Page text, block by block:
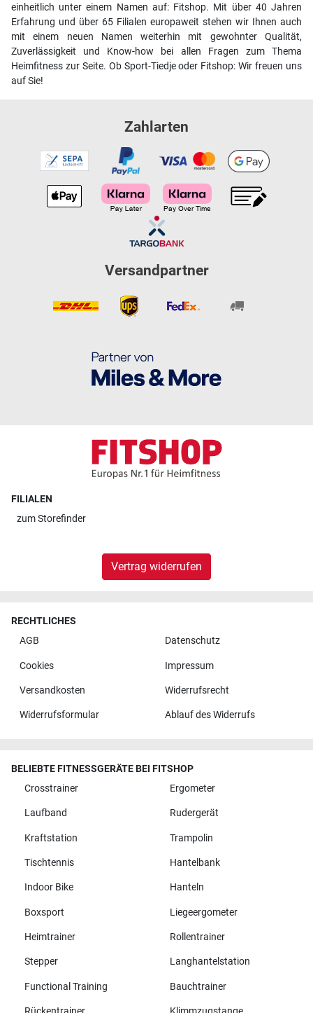
einheitlich unter einem Namen auf: Fitshop. Mit über 40 Jahren
Erfahrung und über 65 Filialen europaweit stehen wir Ihnen auch
mit einem neuen Namen weiterhin mit gewohnter Qualität,
Zuverlässigkeit und Know-how bei allen Fragen zum Thema
Heimfitness zur Seite. Ob Sport-Tiedje oder Fitshop: Wir freuen uns
auf Sie!
Zahlarten
Versandpartner
FILIALEN
zumStorefinder
Vertrag widerrufen
RECHTLICHES
AGB
Datenschutz
Cookies Impressum
Versandkosten Widerrufsrecht
Widerrufsformular Ablauf des Widerrufs
BELIEBTE FITNESSGERÄTE BEI FITSHOP
Crosstrainer
Ergometer
Laufband Rudergerät
Kraftstation Trampolin
Tischtennis Hantelbank
Indoor Bike Hanteln
Boxsport Liegeergometer
Heimtrainer Rollentrainer
Stepper Langhantelstation
Functional Training Bauchtrainer